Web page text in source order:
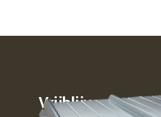
Vrijblijvend